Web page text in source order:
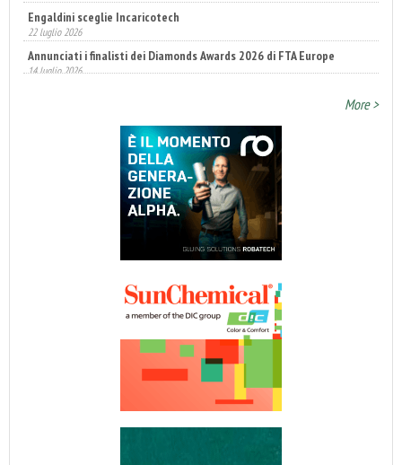
Engaldini sceglie Incaricotech
22 luglio 2026
Annunciati i finalisti dei Diamonds Awards 2026 di FTA Europe
14 luglio 2026
More >